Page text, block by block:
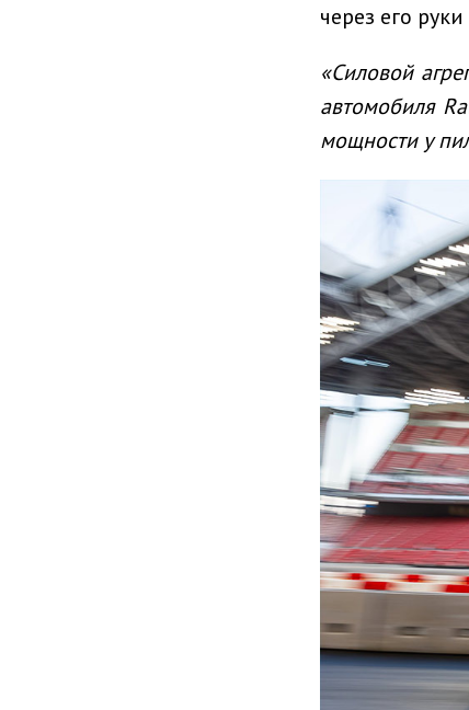
через его
«Силовой
автомобиля
мощности у